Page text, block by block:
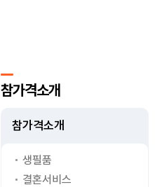
참가격소개
참가격소개
생필품
결혼서비스